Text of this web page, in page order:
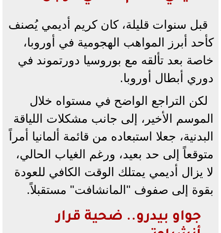
قبل سنوات قليلة، كان كريم أديمي يُصنف
كأحد أبرز المواهب الهجومية في أوروبا،
خاصة بعد تألقه مع بوروسيا دورتموند في
دوري أبطال أوروبا.
لكن التراجع الواضح في مستواه خلال
الموسم الأخير، إلى جانب مشكلات اللياقة
البدنية، جعلا استبعاده من قائمة ألمانيا أمراً
متوقعاً إلى حد بعيد، ورغم الغياب الحالي،
لا يزال أديمي يمتلك الوقت الكافي للعودة
بقوة إلى صفوف "المانشافت" مستقبلاً.
جواو بيدرو.. ضحية قرار